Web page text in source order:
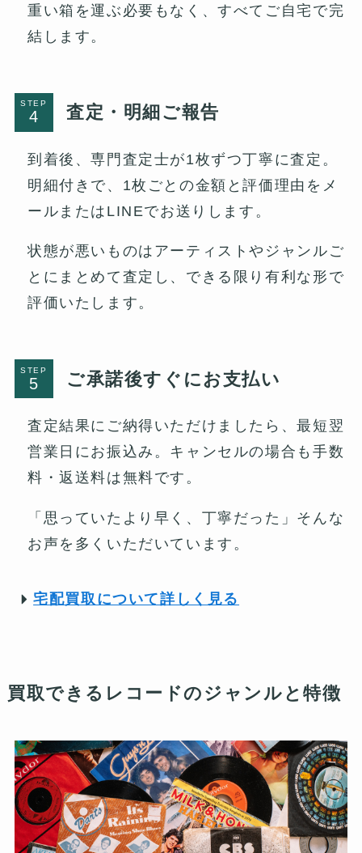
重い箱を運ぶ必要もなく、すべてご自宅で完
結します。
STEP 査定・明細ご報告
到着後、専門査定士が1枚ずつ丁寧に査定。
明細付きで、1枚ごとの金額と評価理由をメ
ールまたはLINEでお送りします。
状態が悪いものはアーティストやジャンルご
とにまとめて査定し、できる限り有利な形で
評価いたします。
STEP ご承諾後すぐにお支払い
査定結果にご納得いただけましたら、最短翌
営業日にお振込み。キャンセルの場合も手数
料・返送料は無料です。
「思っていたより早く、丁寧だった」そんな
お声を多くいただいています。
宅配買取について詳しく見る
買取できるレコードのジャンルと特徴